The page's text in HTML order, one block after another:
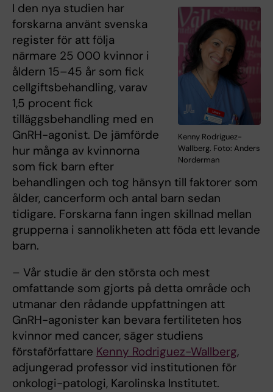
Kenny Rodriguez-
Wallberg. Foto: Anders
Norderman
I den nya studien har
forskarna använt svenska
register för att följa
närmare 25 000 kvinnor i
åldern 15–45 år som fick
cellgiftsbehandling, varav
1,5 procent fick
tilläggsbehandling med en
GnRH-agonist. De jämförde
hur många av kvinnorna
som fick barn efter
behandlingen och tog hänsyn till faktorer som
ålder, cancerform och antal barn sedan
tidigare. Forskarna fann ingen skillnad mellan
grupperna i sannolikheten att föda ett levande
barn.
– Vår studie är den största och mest
omfattande som gjorts på detta område och
utmanar den rådande uppfattningen att
GnRH-agonister kan bevara fertiliteten hos
kvinnor med cancer, säger studiens
förstaförfattare Kenny Rodriguez-Wallberg,
adjungerad professor vid institutionen för
onkologi-patologi, Karolinska Institutet.